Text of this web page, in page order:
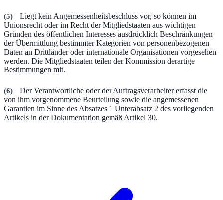
(5)
Liegt kein Angemessenheitsbeschluss vor, so können im
Unionsrecht oder im Recht der Mitgliedstaaten aus wichtigen
Gründen des öffentlichen Interesses ausdrücklich Beschränkungen
der Übermittlung bestimmter Kategorien von personenbezogenen
Daten an Drittländer oder internationale Organisationen vorgesehen
werden. Die Mitgliedstaaten teilen der Kommission derartige
Bestimmungen mit.
(6) Der Verantwortliche oder derAuftragsverarbeitererfasst die
von ihm vorgenommene Beurteilung sowie die angemessenen
Garantien im Sinne des Absatzes 1 Unterabsatz 2 des vorliegenden
Artikels in der Dokumentation gemäß Artikel 30.